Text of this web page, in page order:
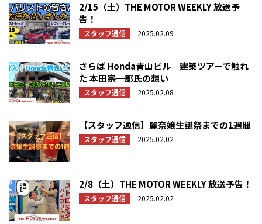
2/15（土）THE MOTOR WEEKLY 放送予
告！
スタッフ通信 2025.02.09
さらば Honda青山ビル 建築ツアーで触れ
た 本田宗一郎氏の想い
スタッフ通信 2025.02.08
【スタッフ通信】麗奈嬢生誕祭までの1週間
スタッフ通信 2025.02.02
2/8（土）THE MOTOR WEEKLY 放送予告！
スタッフ通信 2025.02.02